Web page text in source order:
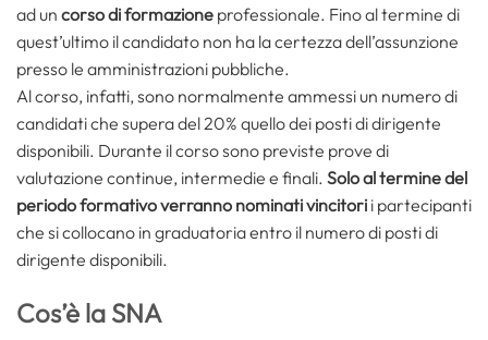
ad un corso di formazione professionale. Fino al termine di
quest’ultimo il candidato non ha la certezza dell’assunzione
presso le amministrazioni pubbliche.
Al corso, infatti, sono normalmente ammessi un numero di
candidati che supera del 20% quello dei posti di dirigente
disponibili. Durante il corso sono previste prove di
valutazione continue, intermedie e finali. Solo al termine del
periodo formativo verranno nominati vincitori i partecipanti
che si collocano in graduatoria entro il numero di posti di
dirigente disponibili.
Cos’è la SNA